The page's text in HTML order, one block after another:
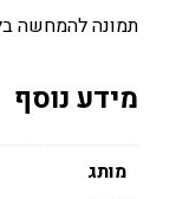
A
G
A
S
תמונה להמחשה
מידע נוסף
מותג